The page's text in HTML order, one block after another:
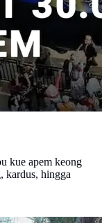
kue apem keong
kardus, hingga